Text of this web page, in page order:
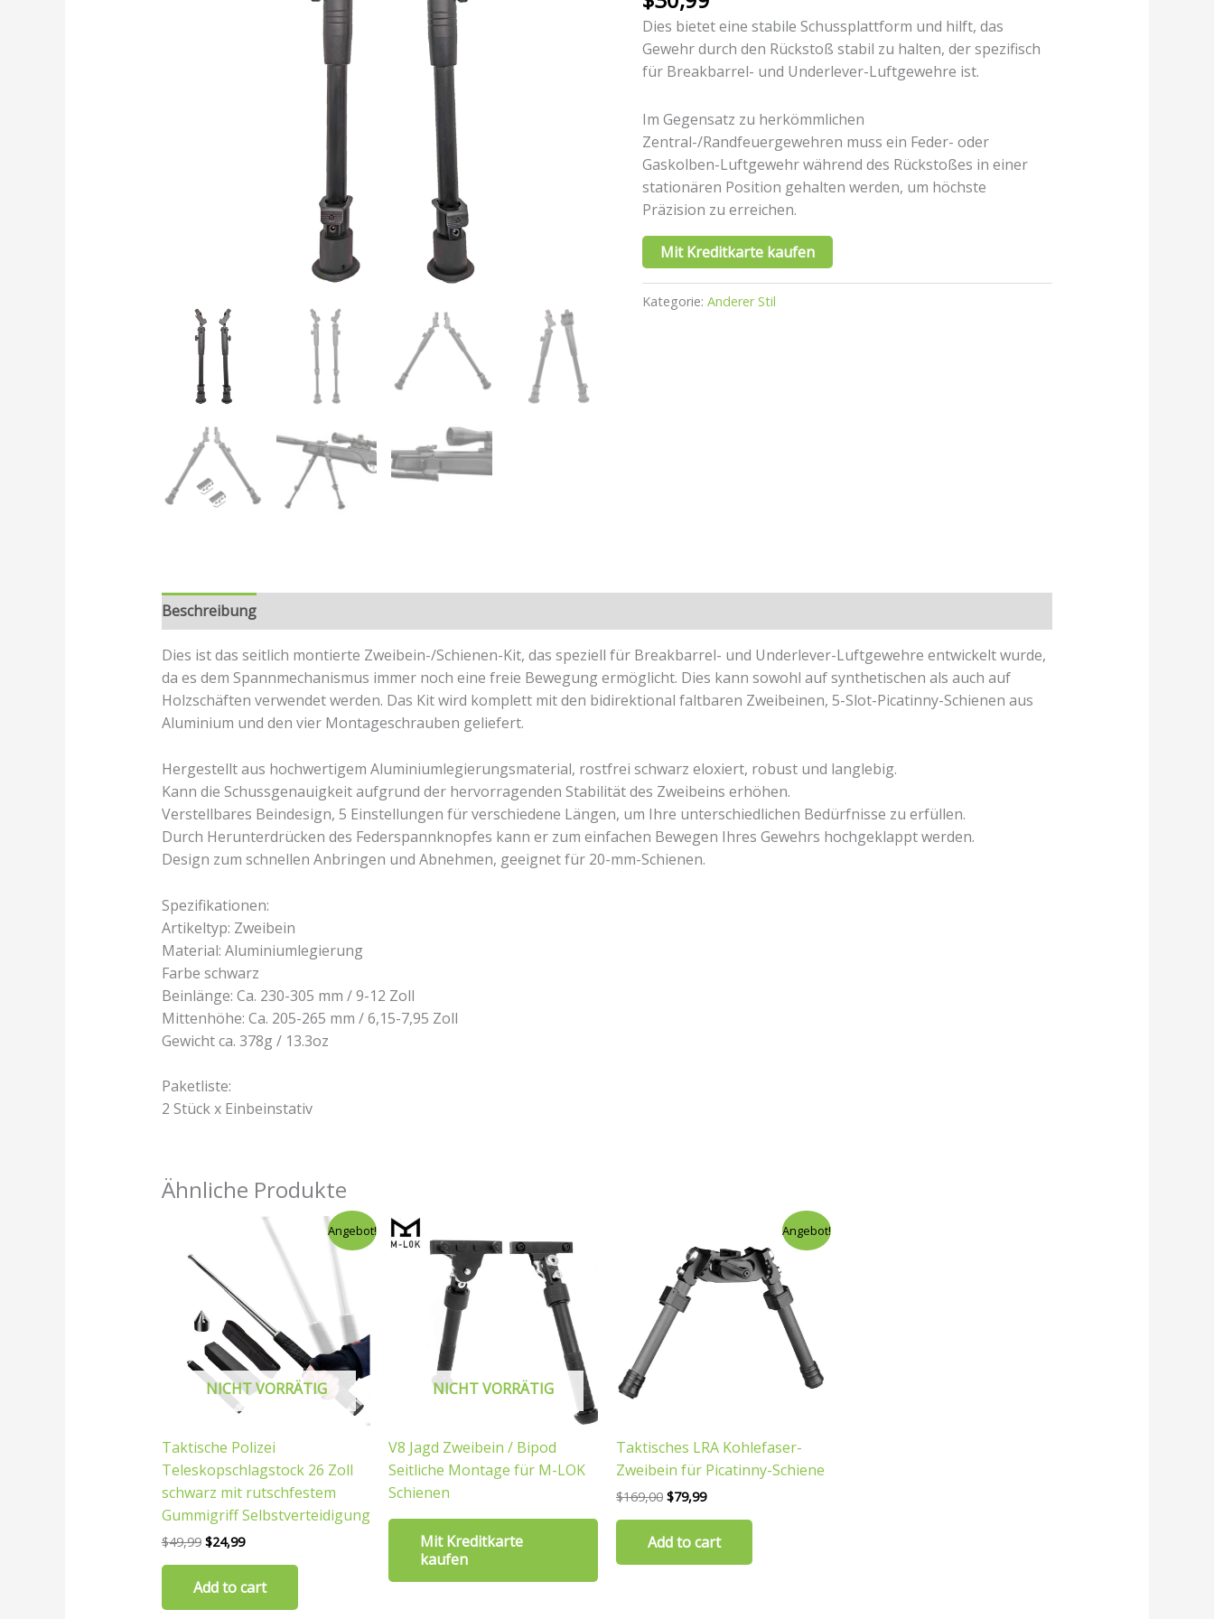
Dies bietet eine stabile Schussplattform und hilft, das
Gewehr durch den Rückstoß stabil zu halten, der spezifisch
für Breakbarrel- und Underlever-Luftgewehre ist.
Im Gegensatz zu herkömmlichen
Zentral-/Randfeuergewehren muss ein Feder- oder
Gaskolben-Luftgewehr während des Rückstoßes in einer
stationären Position gehalten werden, um höchste
Präzision zu erreichen.
Mit Kreditkarte kaufen
Kategorie:Anderer Stil
Beschreibung
Dies ist das seitlich montierte Zweibein-/Schienen-Kit, das speziell für Breakbarrel- und Underlever-Luftgewehre entwickelt wurde,
da es dem Spannmechanismus immer noch eine freie Bewegung ermöglicht. Dies kann sowohl auf synthetischen als auch auf
Holzschäften verwendet werden. Das Kit wird komplett mit den bidirektional faltbaren Zweibeinen, 5-Slot-Picatinny-Schienen aus
Aluminium und den vier Montageschrauben geliefert.
Hergestellt aus hochwertigem Aluminiumlegierungsmaterial, rostfrei schwarz eloxiert, robust und langlebig.
Kann die Schussgenauigkeit aufgrund der hervorragenden Stabilität des Zweibeins erhöhen.
Verstellbares Beindesign, 5 Einstellungen für verschiedene Längen, um Ihre unterschiedlichen Bedürfnisse zu erfüllen.
Durch Herunterdrücken des Federspannknopfes kann er zum einfachen Bewegen Ihres Gewehrs hochgeklappt werden.
Design zum schnellen Anbringen und Abnehmen, geeignet für 20-mm-Schienen.
Spezifikationen:
Artikeltyp: Zweibein
Material: Aluminiumlegierung
Farbe schwarz
Beinlänge: Ca. 230-305 mm / 9-12 Zoll
Mittenhöhe: Ca. 205-265 mm / 6,15-7,95 Zoll
Gewicht ca. 378g / 13.3oz
Paketliste:
2 Stück x Einbeinstativ
Ähnliche Produkte
Angebot!
NICHT VORRÄTIG
Taktische Polizei
Teleskopschlagstock 26 Zoll
schwarz mit rutschfestem
Gummigriff Selbstverteidigung
$49,99
Ursprünglicher
$49,99
$24,99
Aktueller
Preis
$24,99.
Add to cart
NICHT VORRÄTIG
V8 Jagd Zweibein / Bipod
Seitliche Montage für M-LOK
Schienen
Mit Kreditkarte
kaufen
Angebot!
Taktisches LRA Kohlefaser-
Zweibein für Picatinny-Schiene
$169,00
war:
$169,00
$79,99
ist:
$79,99.
Add to cart